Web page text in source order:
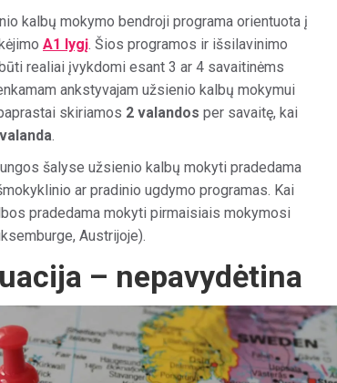
kalbų mokymo bendroji programa orientuota į
A1 lygį . Šios programos ir išsilavinimo
realiai įvykdomi esant 3 ar 4 savaitinėms
ankstyvajam užsienio kalbų mokymui
skiriamos 2 valandos per savaitę, kai
šalyse užsienio kalbų mokyti pradedama
ar pradinio ugdymo programas. Kai
pradedama mokyti pirmaisiais mokymosi
Austrijoje).
– nepavydėtina